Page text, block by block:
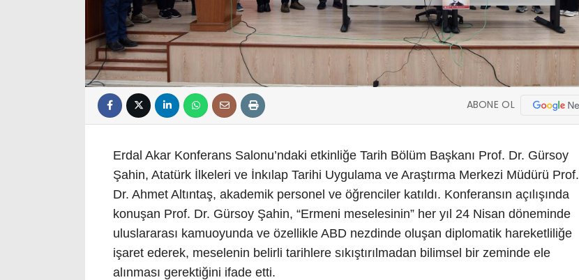
ABONE OL
Erdal Akar Konferans Salonu’ndaki etkinliğe Tarih Bölüm Başkanı Prof. Dr. Gürsoy
Şahin, Atatürk İlkeleri ve İnkılap Tarihi Uygulama ve Araştırma Merkezi Müdürü Prof.
Dr. Ahmet Altıntaş, akademik personel ve öğrenciler katıldı. Konferansın açılışında
konuşan Prof. Dr. Gürsoy Şahin, “Ermeni meselesinin” her yıl 24 Nisan döneminde
uluslararası kamuoyunda ve özellikle ABD nezdinde oluşan diplomatik hareketliliğe
işaret ederek, meselenin belirli tarihlere sıkıştırılmadan bilimsel bir zeminde ele
alınması gerektiğini ifade etti.